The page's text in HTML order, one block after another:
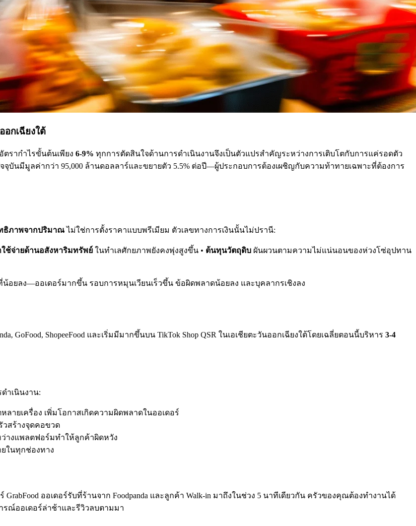
อกเฉียงใต้
ตรากำไรขั้นต้นเพียง 6-9% ทุกการตัดสินใจด้านการดำเนินงานจึงเป็นตัวแปรสำคัญระหว่างการเติบโตกับการแค่รอดตัว
จุบันมีมูลค่ากว่า 95,000 ล้านดอลลาร์และขยายตัว 5.5% ต่อปี—ผู้ประกอบการต้องเผชิญกับความท้าทายเฉพาะที่ต้องการ
ธิภาพจากปริมาณไม่ใช่การตั้งราคาแบบพรีเมียม ตัวเลขทางการเงินนั้นไม่ปรานี:
ใช้จ่ายด้านอสังหาริมทรัพย์ ในทำเลศักยภาพยังคงพุ่งสูงขึ้น • ต้นทุนวัตถุดิบ ผันผวนตามความไม่แน่นอนของห่วงโซ่อุปทาน
ยลง—ออเดอร์มากขึ้น รอบการหมุนเวียนเร็วขึ้น ข้อผิดพลาดน้อยลง และบุคลากรเชิงลง
GoFood, ShopeeFood และเริ่มมีมากขึ้นบน TikTok Shop QSR ในเอเชียตะวันออกเฉียงใต้โดยเฉลี่ยตอนนี้บริหาร 3-4
ำเนินงาน:
ายเครื่อง เพิ่มโอกาสเกิดความผิดพลาดในออเดอร์
วสร้างจุดคอขวด
างแพลตฟอร์มทำให้ลูกค้าผิดหวัง
ในทุกช่องทาง
ออเดอร์รับที่ร้านจาก Foodpanda และลูกค้า Walk-in มาถึงในช่วง 5 นาทีเดียวกัน ครัวของคุณต้องทำงานได้
รณ์ออเดอร์ล่าช้าและรีวิวลบตามมา